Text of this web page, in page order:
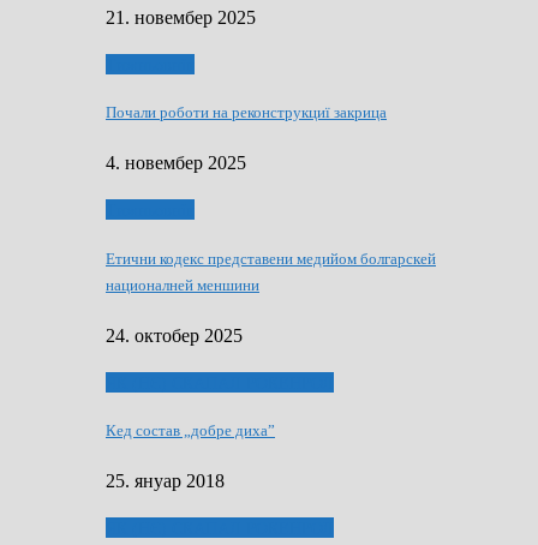
21. новембер 2025
Почали роботи на реконструкциї закрица
4. новембер 2025
Етични кодекс представени медийом болгарскей
националней меншини
24. октобер 2025
Кед состав „добре диха”
25. януар 2018